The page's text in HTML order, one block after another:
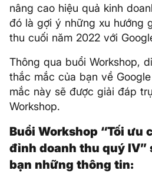
nâng cao hiệu quả kinh
đó là gợi ý những xu hướng
thu cuối năm 2022 với
Thông qua buổi Workshop,
thắc mắc của bạn về
mắc này sẽ được giải đáp
Workshop.
Buổi Workshop “Tối ưu
đỉnh doanh thu quý IV”
bạn những thông tin: